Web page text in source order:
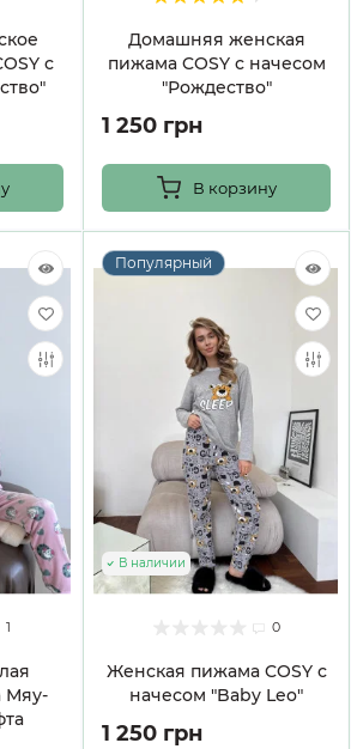
с
Домашняя женская
пижама COSY с начесом
"Рождество"
1 250 грн
В корзину
1
Мяу-
Популярный
0
Женская пижама COSY с
начесом "Baby Leo"
В наличии
1 250 грн